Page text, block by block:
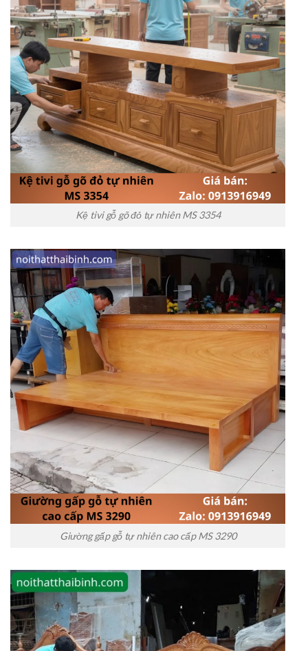
Kệ tivi gỗ gõ đỏ tự nhiên MS 3354
Giường gấp gỗ tự nhiên cao cấp MS 3290